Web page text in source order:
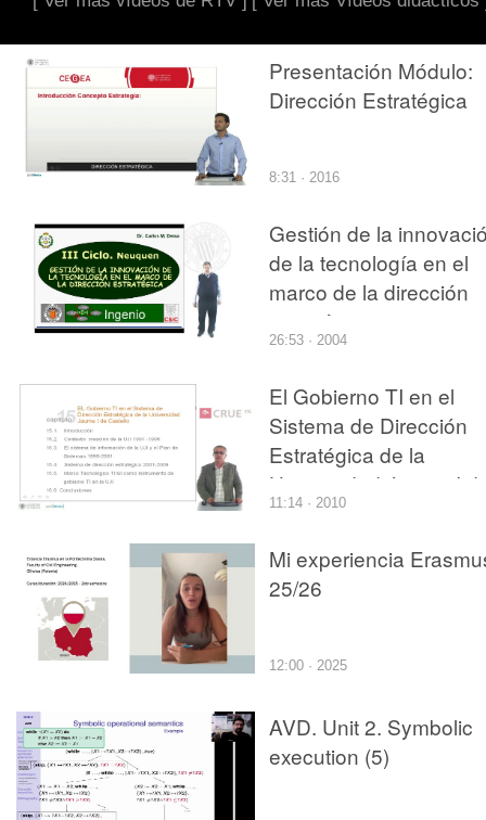
Presentación Módulo:
Dirección Estratégica
8:31 · 2016
Gestión de la
de la tecnología en el
marco de la dirección
estratégica
26:53 · 2004
El Gobierno TI en el
Sistema de Dirección
Estratégica de la
Universidad Jaume I
Castelló
11:14 · 2010
Mi experiencia
25/26
12:00 · 2025
AVD. Unit 2. Symbolic
execution (5)